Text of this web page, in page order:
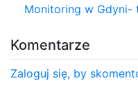
Monitoring w Gdyni-
Komentarze
Zaloguj się, by